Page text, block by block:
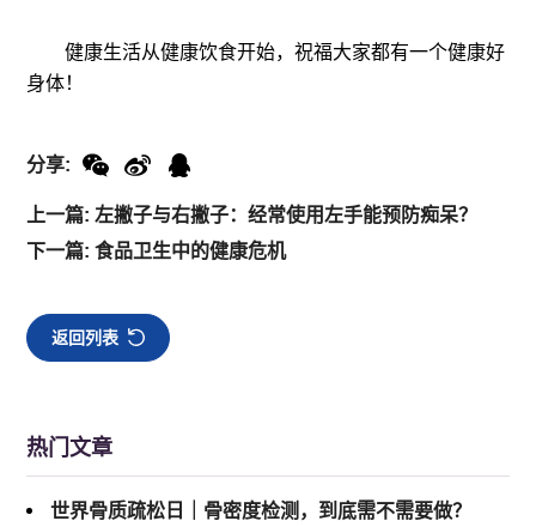
健康生活从健康饮食开始，祝福大家都有一个健康好
身体！
上一篇: 左撇子与右撇子：经常使用左手能预防痴呆？
下一篇: 食品卫生中的健康危机
分享:
返回列表
热门文章
世界骨质疏松日｜骨密度检测，到底需不需要做？